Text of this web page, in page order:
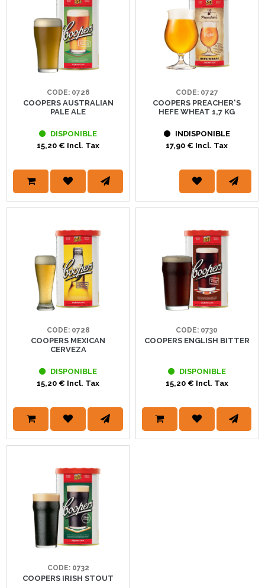
CODE: 0726
COOPERS AUSTRALIAN
PALE ALE
DISPONIBLE
15,20 € Incl. Tax
CODE: 0727
COOPERS PREACHER'S
HEFE WHEAT 1,7 KG
INDISPONIBLE
17,90 € Incl. Tax
CODE: 0728
COOPERS MEXICAN
CERVEZA
DISPONIBLE
15,20 € Incl. Tax
CODE: 0730
COOPERS ENGLISH BITTER
DISPONIBLE
15,20 € Incl. Tax
CODE: 0732
COOPERS IRISH STOUT